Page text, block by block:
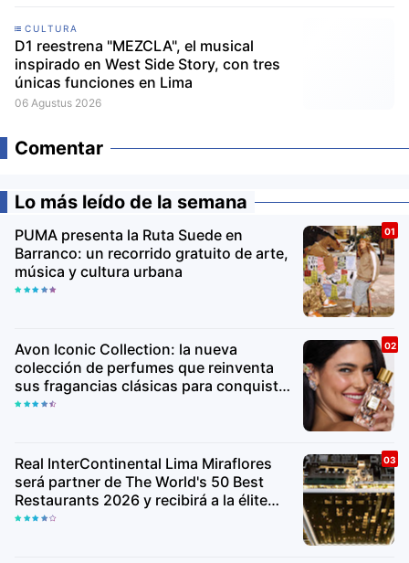
CULTURA
D1 reestrena "MEZCLA", el musical
inspirado en West Side Story, con tres
únicas funciones en Lima
06 Agustus 2026
Comentar
Lo más leído de la semana
PUMA presenta la Ruta Suede en
Barranco: un recorrido gratuito de arte,
música y cultura urbana
Avon Iconic Collection: la nueva
colección de perfumes que reinventa
sus fragancias clásicas para conquistar
nuevas generaciones
Real InterContinental Lima Miraflores
será partner de The World's 50 Best
Restaurants 2026 y recibirá a la élite
gastronómica mundial